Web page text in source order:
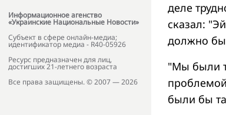
Информационное агенство
«Украинские Национальные Новости»
Субъект в сфере онлайн-медиа;
идентификатор медиа - R40-05926
Ресурс предназначен для лиц,
достигших 21-летнего возраста
Все права защищены. © 2007 — 2026
деле
сказал:
должно
"Мы были
были бы